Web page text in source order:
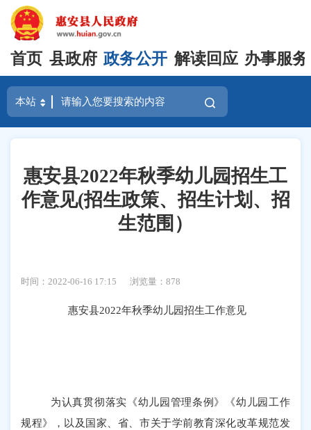
首页 县政府 政务公开 解读回应 办事服务
惠安县2022年秋季幼儿园招生工
作意见(招生政策、招生计划、招
生范围）
时间：2022-06-16 17:15 浏览量：878
惠安县2022年秋季幼儿园招生工作意见
为认真贯彻落实《幼儿园管理条例》《幼儿园工作
规程》，以及国家、省、市关于学前教育深化改革规范发